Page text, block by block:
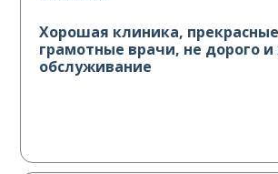
Хорошая клиника,
грамотные врачи, не дорого
обслуживание